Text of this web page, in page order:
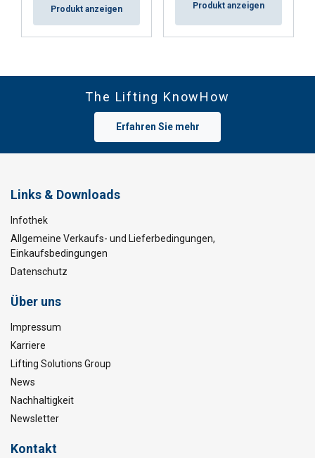
Produkt anzeigen Produkt anzeigen
The Lifting KnowHow
Erfahren Sie mehr
Links & Downloads
Infothek
Allgemeine Verkaufs- und Lieferbedingungen,
Einkaufsbedingungen
Datenschutz
Über uns
Impressum
Karriere
Lifting Solutions Group
News
Nachhaltigkeit
Newsletter
Kontakt